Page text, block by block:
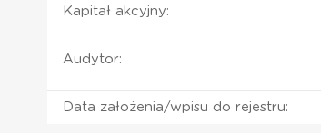
Kapitał akcyjny:
Audytor:
Data założenia/wpisu do rejestru: